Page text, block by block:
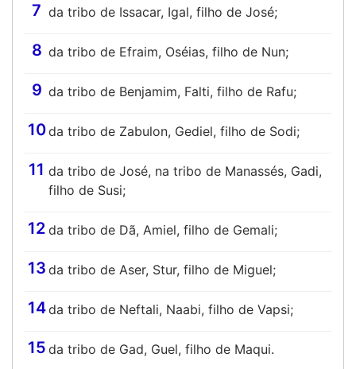
7 da tribo de Issacar, Igal, filho de José;
8 da tribo de Efraim, Oséias, filho de Nun;
9 da tribo de Benjamim, Falti, filho de Rafu;
10da tribo de Zabulon, Gediel, filho de Sodi;
11 da tribo de José, na tribo de Manassés, Gadi,
filho de Susi;
12 da tribo de Dã, Amiel, filho de Gemali;
13 da tribo de Aser, Stur, filho de Miguel;
14da tribo de Neftali, Naabi, filho de Vapsi;
15 da tribo de Gad, Guel, filho de Maqui.